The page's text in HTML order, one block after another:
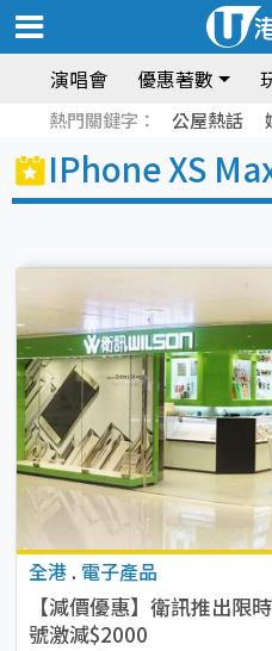
演唱會 優惠著數
熱門關鍵字： 公屋熱話
IPhone XS
全港 . 電子產品
【減價優惠】衛訊推出限
號激減$2000